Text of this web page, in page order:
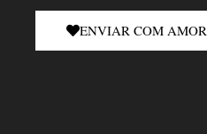
ENVIAR COM AMOR